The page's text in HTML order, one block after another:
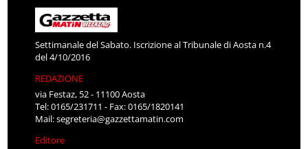
Settimanale del Sabato. Iscrizione al Tribunale di Aosta n.4
del 4/10/2016
REDAZIONE
via Festaz, 52 - 11100 Aosta
Tel: 0165/231711 - Fax: 0165/1820141
Mail:segreteria@gazzettamatin.com
Editore